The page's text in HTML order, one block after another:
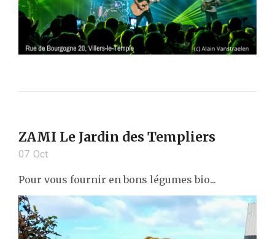
ZAMI Le Jardin des Templiers
07 Oct
Pour vous fournir en bons légumes bio...